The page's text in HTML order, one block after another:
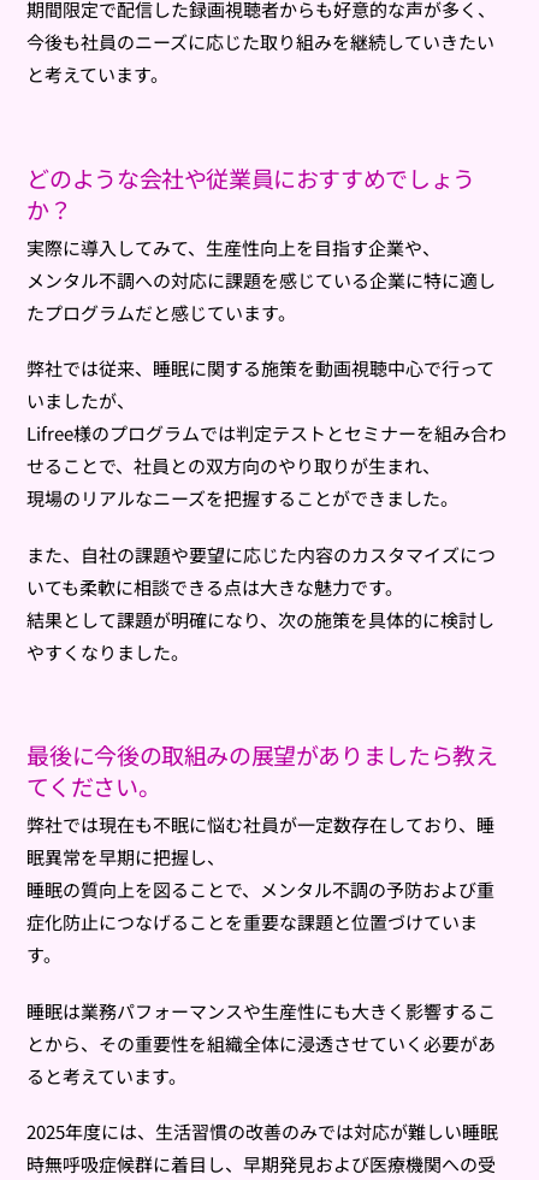
期間限定で配信した録画視聴者からも好意的な声が多く、
今後も社員のニーズに応じた取り組みを継続していきたい
と考えています。
どのような会社や従業員におすすめでしょう
か？
実際に導入してみて、生産性向上を目指す企業や、
メンタル不調への対応に課題を感じている企業に特に適し
たプログラムだと感じています。
弊社では従来、睡眠に関する施策を動画視聴中心で行って
いましたが、
Lifree様のプログラムでは判定テストとセミナーを組み合わ
せることで、社員との双方向のやり取りが生まれ、
現場のリアルなニーズを把握することができました。
また、自社の課題や要望に応じた内容のカスタマイズにつ
いても柔軟に相談できる点は大きな魅力です。
結果として課題が明確になり、次の施策を具体的に検討し
やすくなりました。
最後に今後の取組みの展望がありましたら教え
てください。
弊社では現在も不眠に悩む社員が一定数存在しており、睡
眠異常を早期に把握し、
睡眠の質向上を図ることで、メンタル不調の予防および重
症化防止につなげることを重要な課題と位置づけていま
す。
睡眠は業務パフォーマンスや生産性にも大きく影響するこ
とから、その重要性を組織全体に浸透させていく必要があ
ると考えています。
2025年度には、生活習慣の改善のみでは対応が難しい睡眠
時無呼吸症候群に着目し、早期発見および医療機関への受